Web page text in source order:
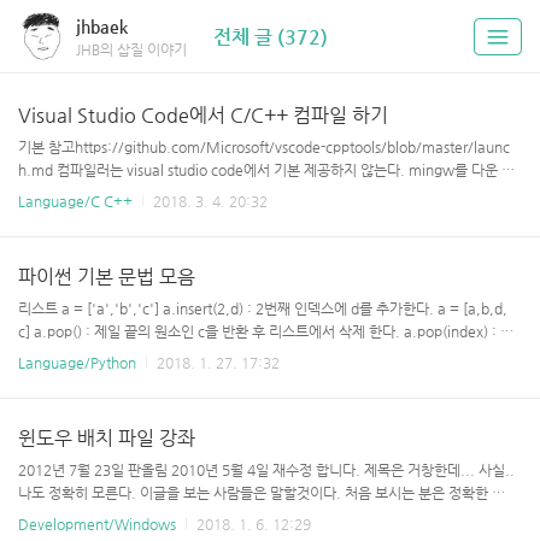
jhbaek
JHB의 삽질 이야기
전체 글 (372)
Visual Studio Code에서 C/C++ 컴파일 하기
기본 참고https://github.com/Microsoft/vscode-cpptools/blob/master/launc
h.md 컴파일러는 visual studio code에서 기본 제공하지 않는다. mingw를 다운 받
아서 하자.
Language/C C++ 2018. 3. 4. 20:32
파이썬 기본 문법 모음
리스트 a = ['a','b','c'] a.insert(2,d) : 2번째 인덱스에 d를 추가한다. a = [a,b,d,
c] a.pop() : 제일 끝의 원소인 c을 반환 후 리스트에서 삭제 한다. a.pop(index) : in
dex 원소를 반환하고 삭제한다. a.remove('b') : 'b'를 찾아서 삭제한다. del a[1] :
= [1,2,3] 하면 a = ['a',[1,2,3],'..
Language/Python 2018. 1. 27. 17:32
윈도우 배치 파일 강좌
2012년 7월 23일 판올림 2010년 5월 4일 재수정 합니다. 제목은 거창한데... 사실..
나도 정확히 모른다. 이글을 보는 사람들은 말할것이다. 처음 보시는 분은 정확한 사
용법을 알려준다고 해놓고선 웬 낚시글이나.. 그리고 나를 잘아는 사람들은 아니 댁처
Development/Windows 2018. 1. 6. 12:29